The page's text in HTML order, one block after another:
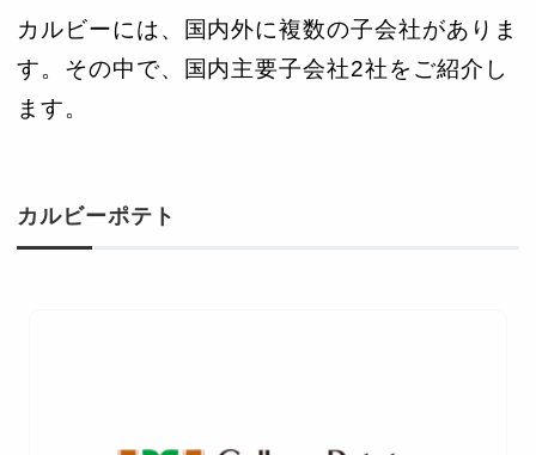
カルビーには、国内外に複数の子会社がありま
す。その中で、国内主要子会社2社をご紹介し
ます。
カルビーポテト